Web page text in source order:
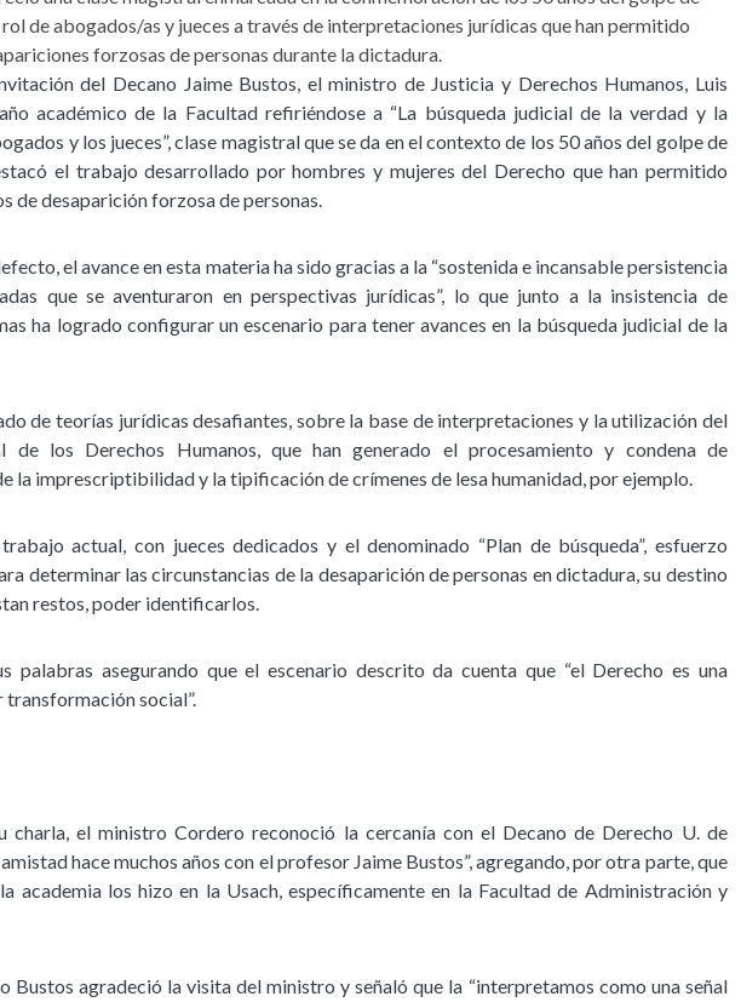
de abogados/as y jueces a través de interpretaciones jurídicas que han permitido
forzosas de personas durante la dictadura.
del Decano Jaime Bustos, el ministro de Justicia y Derechos Humanos, Luis
académico de la Facultad refiriéndose a “La búsqueda judicial de la verdad y la
y los jueces”, clase magistral que se da en el contexto de los 50 años del golpe de
el trabajo desarrollado por hombres y mujeres del Derecho que han permitido
de desaparición forzosa de personas.
el avance en esta materia ha sido gracias a la “sostenida e incansable persistencia
que se aventuraron en perspectivas jurídicas”, lo que junto a la insistencia de
ha logrado configurar un escenario para tener avances en la búsqueda judicial de la
de teorías jurídicas desafiantes, sobre la base de interpretaciones y la utilización del
de los Derechos Humanos, que han generado el procesamiento y condena de
la imprescriptibilidad y la tipificación de crímenes de lesa humanidad, por ejemplo.
actual, con jueces dedicados y el denominado “Plan de búsqueda”, esfuerzo
determinar las circunstancias de la desaparición de personas en dictadura, su destino
restos, poder identificarlos.
palabras asegurando que el escenario descrito da cuenta que “el Derecho es una
social”.
charla, el ministro Cordero reconoció la cercanía con el Decano de Derecho U. de
hace muchos años con el profesor Jaime Bustos”, agregando, por otra parte, que
academia los hizo en la Usach, específicamente en la Facultad de Administración y
Bustos agradeció la visita del ministro y señaló que la “interpretamos como una señal